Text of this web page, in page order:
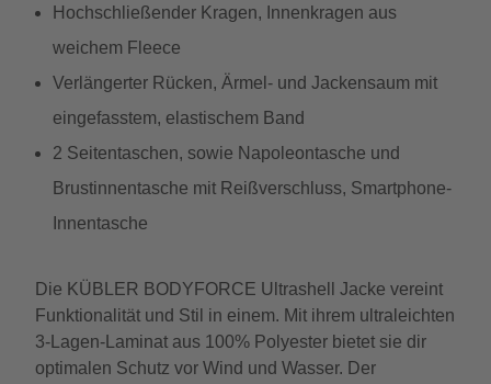
Hochschließender Kragen, Innenkragen aus
weichem Fleece
Verlängerter Rücken, Ärmel- und Jackensaum mit
eingefasstem, elastischem Band
2 Seitentaschen, sowie Napoleontasche und
Brustinnentasche mit Reißverschluss, Smartphone-
Innentasche
Die KÜBLER BODYFORCE Ultrashell Jacke vereint
Funktionalität und Stil in einem. Mit ihrem ultraleichten
3-Lagen-Laminat aus 100% Polyester bietet sie dir
optimalen Schutz vor Wind und Wasser. Der